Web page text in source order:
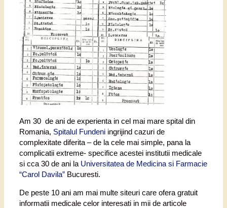
Am 30 de ani de experienta in cel mai mare spital din
Romania, Spitalul Fundeni ingrijind cazuri de
complexitate diferita – de la cele mai simple, pana la
complicatii extreme- specifice acestei institutii medicale
si cca 30 de ani la Universitatea de Medicina si Farmacie
“Carol Davila” Bucuresti.
De peste 10 ani am mai multe siteuri care ofera gratuit
informatii medicale celor interesati in mii de articole